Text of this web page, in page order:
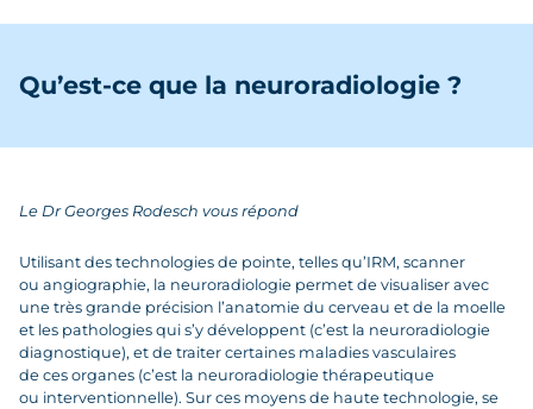
Qu’est-ce que la neuroradiologie ?
Le Dr Georges Rodesch vous répond
Utilisant des technologies de pointe, telles qu’IRM, scanner
ou angiographie, la neuroradiologie permet de visualiser avec
une très grande précision l’anatomie du cerveau et de la moelle
et les pathologies qui s’y développent (c’est la neuroradiologie
diagnostique), et de traiter certaines maladies vasculaires
de ces organes (c’est la neuroradiologie thérapeutique
ou interventionnelle). Sur ces moyens de haute technologie, se